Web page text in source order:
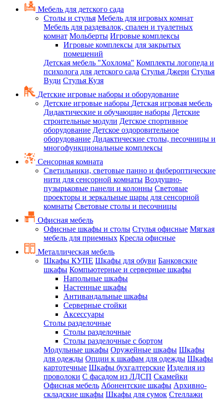
Мебель для детского сада
Столы и стулья Мебель для игровых комнат
Мебель для раздевалок, спален и туалетных
комнат Мольберты Игровые комплексы
Игровые комплексы для закрытых
помещений
Детская мебель "Хохлома" Комплекты логопеда и
психолога для детского сада Стулья Джери Стулья
Вуди Стулья Кузя
Детские игровые наборы и оборудование
Детские игровые наборы Детская игровая мебель
Дидактические и обучающие наборы Детские
строительные модули Детское спортивное
оборудование Детское оздоровительное
оборудование Дидактические столы, песочницы и
многофункциональные комплексы
Сенсорная комната
Светильники, световые панно и фибероптические
нити для сенсорной комнаты Воздушно-
пузырьковые панели и колонны Световые
проекторы и зеркальные шары для сенсорной
комнаты Световые столы и песочницы
Офисная мебель
Офисные шкафы и столы Стулья офисные Мягкая
мебель для приемных Кресла офисные
Металлическая мебель
Шкафы КУПЕ Шкафы для обуви Банковские
шкафы Компьютерные и серверные шкафы
Напольные шкафы
Настенные шкафы
Антивандальные шкафы
Серверные стойки
Аксессуары
Столы разделочные
Столы разделочные
Столы разделочные с бортом
Модульные шкафы Оружейные шкафы Шкафы
для одежды Опции к шкафам для одежды Шкафы
картотечные Шкафы бухгалтерские Изделия из
проволоки С фасадом из ЛДСП Скамейки
Офисная мебель Абонентские шкафы Архивно-
складские шкафы Шкафы для сумок Стеллажи